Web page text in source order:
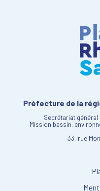
Préfecture de la
Secrétariat
Mission bassin,
33, rue